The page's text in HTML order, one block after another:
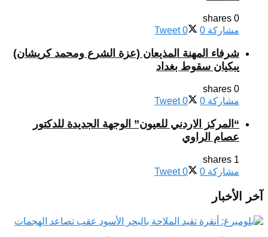
0 shares
مشاركة 0
Tweet 0
شرفاء المهنة المذيعان (عزة الشرع ومحمد كريشان)
يبكيان سقوط بغداد
0 shares
مشاركة 0
Tweet 0
“المركز الاردني للعيون” الوجهة الجديدة للدكتور
عصام الراوي
1 shares
مشاركة 0
Tweet 0
آخر الأخبار